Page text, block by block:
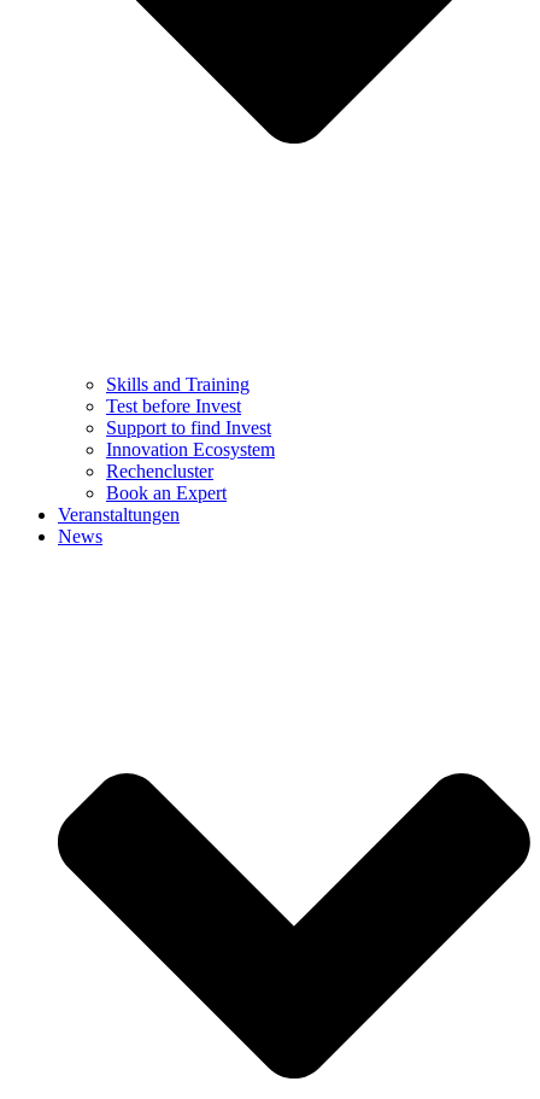
Skills and Training
Test before Invest
Support to find Invest
Innovation Ecosystem
Rechencluster​
Book an Expert
Veranstaltungen
News